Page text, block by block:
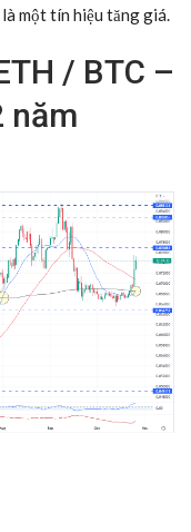
một tín hiệu tăng giá.
/ BTC –
năm